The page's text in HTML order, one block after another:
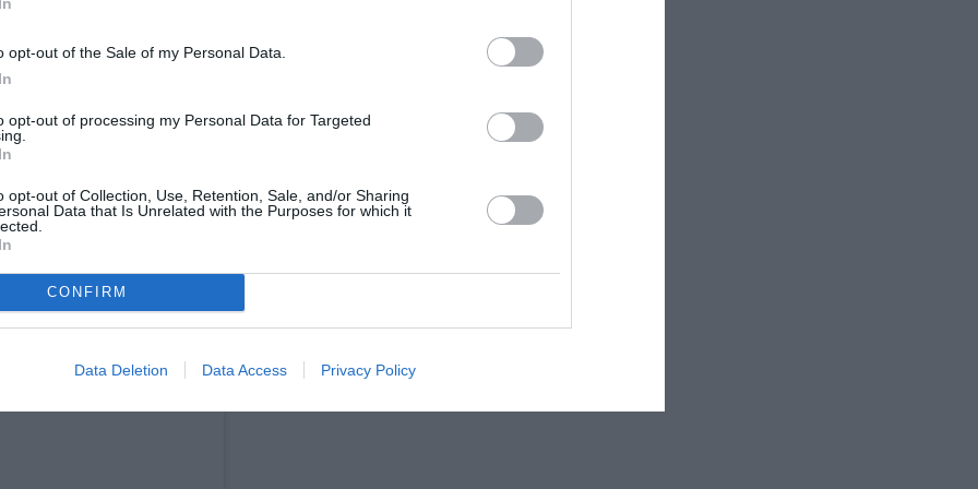
opt-out of the Sale of my Personal Data.
opt-out of processing my Personal Data for Targeted
opt-out of Collection, Use, Retention, Sale, and/or Sharing
Data that Is Unrelated with the Purposes for which it
CONFIRM
Data Deletion Data Access Privacy Policy
οικογένειας στο Κάστρο
με το ζευγάρι να δίνει στην
προέλευσης που σημαίνει
σύμφωνα με το The Bump.
έκπληκτες από την επιλογή, με την
«κανένα στοίχημα δεν τοποθετήθηκε στο
στοιχηματικές της εποχής».